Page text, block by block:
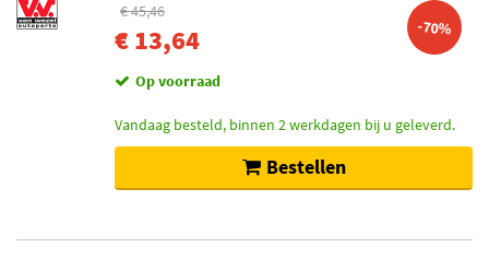
€ 45,46
€ 13,64 -70%
Op voorraad
Vandaag besteld, binnen 2 werkdagen bij u geleverd.
Bestellen